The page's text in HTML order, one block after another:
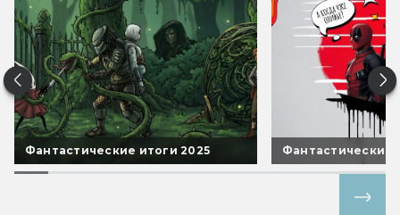
Фантастические итоги 2025 Фантастические